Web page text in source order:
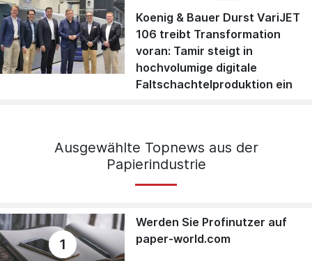
Koenig & Bauer Durst VariJET
106 treibt Transformation
voran: Tamir steigt in
hochvolumige digitale
Faltschachtelproduktion ein
Ausgewählte Topnews aus der
Papierindustrie
1
Werden Sie Profinutzer auf
paper-world.com